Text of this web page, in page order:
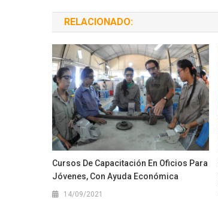
RELACIONADO:
Cursos De Capacitación En Oficios Para
Jóvenes, Con Ayuda Económica
14/09/2021